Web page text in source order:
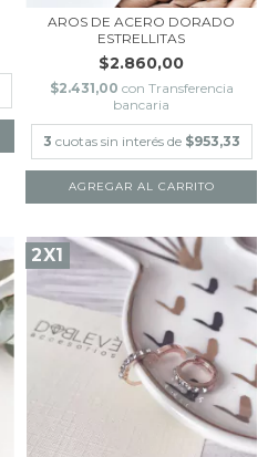
AROS DE ACERO DORADO
ESTRELLITAS
$2.860,00
$2.431,00 con Transferencia
bancaria
3 cuotas sin interés de $953,33
2X1